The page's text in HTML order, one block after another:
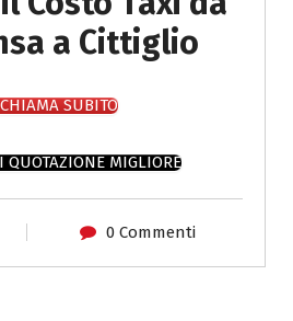
a Cittiglio
CHIAMA SUBITO
QUOTAZIONE MIGLIORE
0 Commenti